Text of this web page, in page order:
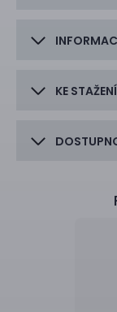
KE STAŽENÍ